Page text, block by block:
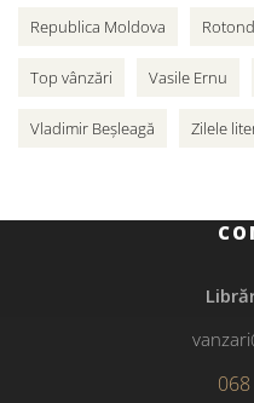
Republica Moldova
Top vânzări Vasile Ernu
Vladimir Beșleagă Zilele